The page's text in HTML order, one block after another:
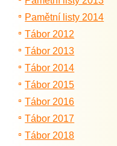
Pamětní listy 2014
Tábor 2012
Tábor 2013
Tábor 2014
Tábor 2015
Tábor 2016
Tábor 2017
Tábor 2018